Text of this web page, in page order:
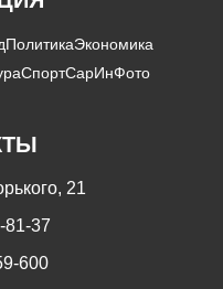
ПолитикаЭкономика
СпортСарИнФото
21
81-37
600